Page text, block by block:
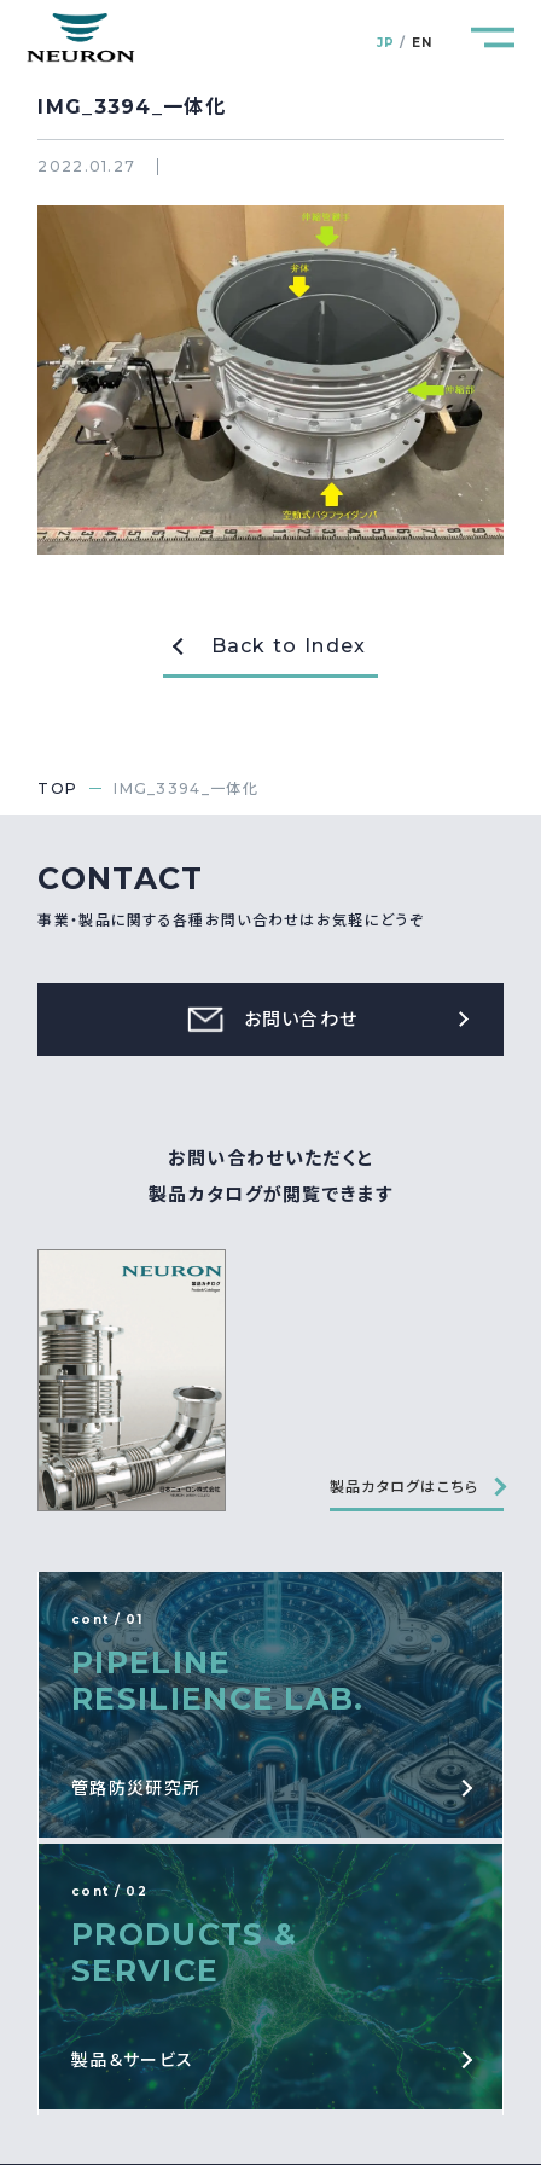
JP EN
Pipeline Resilience Lab.
Company
製品＆サービス Products&Service
研究開発 R&D
新着情報 News&Topics
webカタログ
IMG_3394_一体化
2022.01.27
Back to Index
TOP IMG_3394_一体化
CONTACT
事業・製品に関する各種お問い合わせはお気軽にどうぞ
お問い合わせ
お問い合わせいただくと
製品カタログが閲覧できます
製品カタログはこちら
cont / 01
PIPELINE
RESILIENCE LAB.
管路防災研究所
cont / 02
PRODUCTS &
SERVICE
製品＆サービス